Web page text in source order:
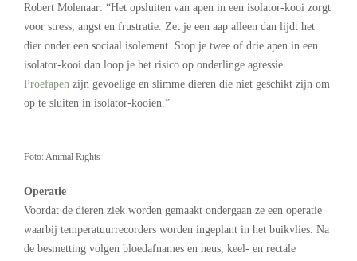
Robert Molenaar: “Het opsluiten van apen in een isolator-kooi zorgt
voor stress, angst en frustratie. Zet je een aap alleen dan lijdt het
dier onder een sociaal isolement. Stop je twee of drie apen in een
isolator-kooi dan loop je het risico op onderlinge agressie.
Proefapen zijn gevoelige en slimme dieren die niet geschikt zijn om
op te sluiten in isolator-kooien.”
Foto: Animal Rights
Operatie
Voordat de dieren ziek worden gemaakt ondergaan ze een operatie
waarbij temperatuurrecorders worden ingeplant in het buikvlies. Na
de besmetting volgen bloedafnames en neus, keel- en rectale